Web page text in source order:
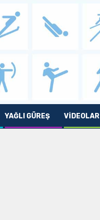
YAĞLI GÜREŞ VIDEOLAR